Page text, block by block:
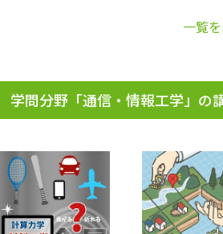
学問の教科書 夢ナビライブ
一覧
学問分野「通信・情報工学」の